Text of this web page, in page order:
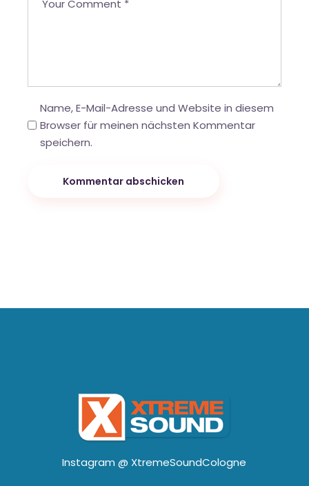
Name, E-Mail-Adresse und Website in diesem
Browser für meinen nächsten Kommentar
speichern.
Kommentar abschicken
Instagram @ XtremeSoundCologne